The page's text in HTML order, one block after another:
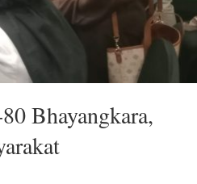
Bhayangkara,